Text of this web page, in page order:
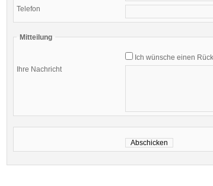
Telefon
Mitteilung
Ich wünsche einen
Ihre Nachricht